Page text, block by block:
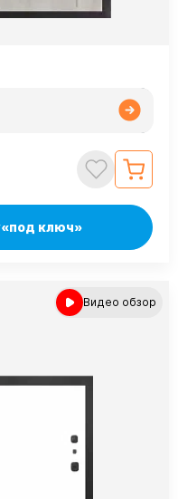
«под ключ»
Видео обзор